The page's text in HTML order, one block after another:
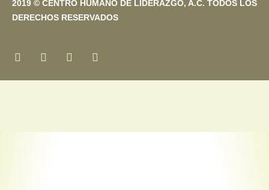
2019 © CENTRO HUMANO DE LIDERAZGO, A.C. TODOS LOS
DERECHOS RESERVADOS